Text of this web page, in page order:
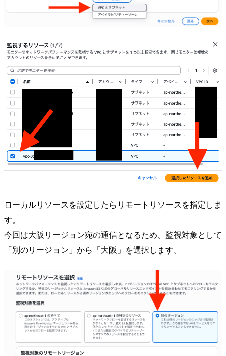
ローカルリソースを設定したらリモートリソースを指定しま
す。
今回は大阪リージョン宛の通信となるため、監視対象として
「別のリージョン」から「大阪」を選択します。